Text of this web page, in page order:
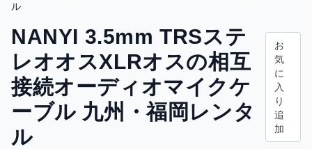
ル
NANYI 3.5mm TRSステ
レオオスXLRオスの相互
接続オーディオマイクケ
ーブル 九州・福岡レンタ
ル
お
気
に
入
り
追
加